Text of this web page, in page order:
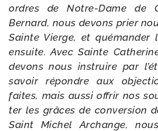
ordres de Notre-​Dame de
Bernard, nous devons prier
Sainte Vierge, et qué­man­der
ensuite. Avec Sainte
devons nous ins­truire par
savoir répondre aux
faites, mais aus­si offrir nos
ter les grâces de conver­sion
Saint Michel Archange,